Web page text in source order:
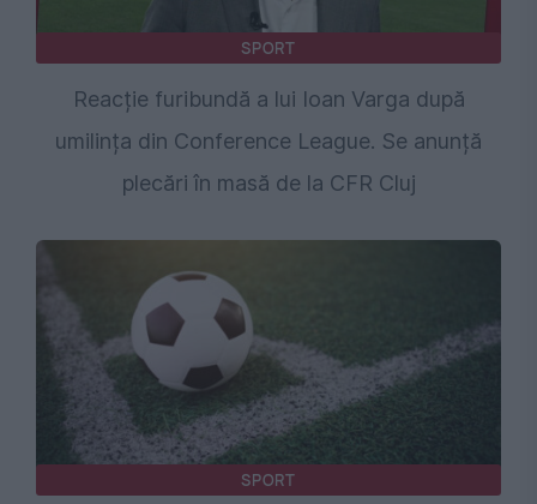
SPORT
Reacție furibundă a lui Ioan Varga după
umilința din Conference League. Se anunță
plecări în masă de la CFR Cluj
SPORT